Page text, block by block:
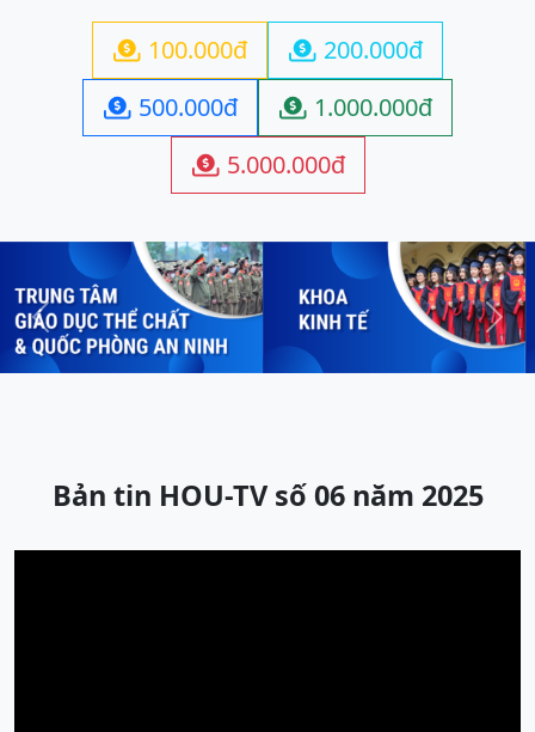
 100.000đ  200.000đ
 500.000đ  1.000.000đ
 5.000.000đ
Previous Next
Bản tin HOU-TV số 06 năm 2025